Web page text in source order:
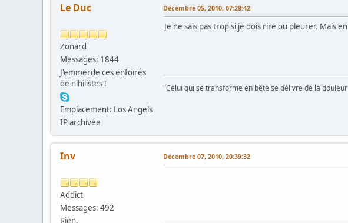
Le Duc
Zonard
Messages: 1844
J'emmerde ces enfoirés
de nihilistes !
Emplacement: Los Angels
IP archivée
Décembre 05, 2010, 07:28:42
Je ne sais pas trop si je dois rire ou pleurer. Mais
"Celui qui se transforme en bête se délivre de la
Inv
Addict
Messages: 492
Rien.
Décembre 07, 2010, 20:39:32